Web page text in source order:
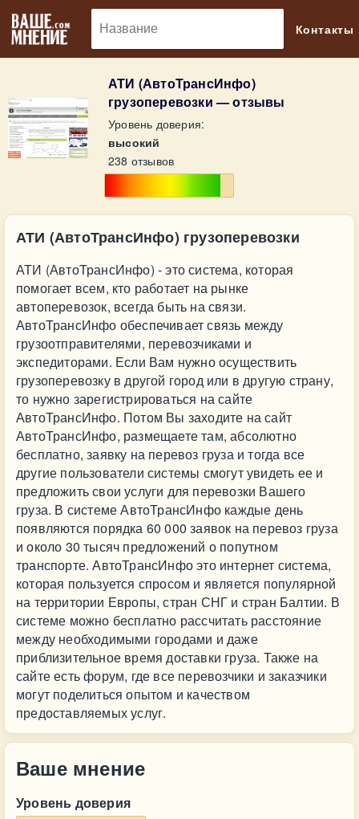
Контакты
АТИ (АвтоТрансИнфо)
грузоперевозки — отзывы
Уровень доверия:
высокий
238 отзывов
АТИ (АвтоТрансИнфо) грузоперевозки
АТИ (АвтоТрансИнфо) - это система, которая
помогает всем, кто работает на рынке
автоперевозок, всегда быть на связи.
АвтоТрансИнфо обеспечивает связь между
грузоотправителями, перевозчиками и
экспедиторами. Если Вам нужно осуществить
грузоперевозку в другой город или в другую страну,
то нужно зарегистрироваться на сайте
АвтоТрансИнфо. Потом Вы заходите на сайт
АвтоТрансИнфо, размещаете там, абсолютно
бесплатно, заявку на перевоз груза и тогда все
другие пользователи системы смогут увидеть ее и
предложить свои услуги для перевозки Вашего
груза. В системе АвтоТрансИнфо каждые день
появляются порядка 60 000 заявок на перевоз груза
и около 30 тысяч предложений о попутном
транспорте. АвтоТрансИнфо это интернет система,
которая пользуется спросом и является популярной
на территории Европы, стран СНГ и стран Балтии. В
системе можно бесплатно рассчитать расстояние
между необходимыми городами и даже
приблизительное время доставки груза. Также на
сайте есть форум, где все перевозчики и заказчики
могут поделиться опытом и качеством
предоставляемых услуг.
Ваше мнение
Уровень доверия